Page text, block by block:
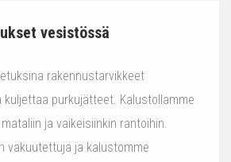
vesistössä
rakennustarvikkeet
kuljettaa purkujätteet. Kalustollamme
ja vaikeisiinkin rantoihin.
vakuutettuja ja kalustomme